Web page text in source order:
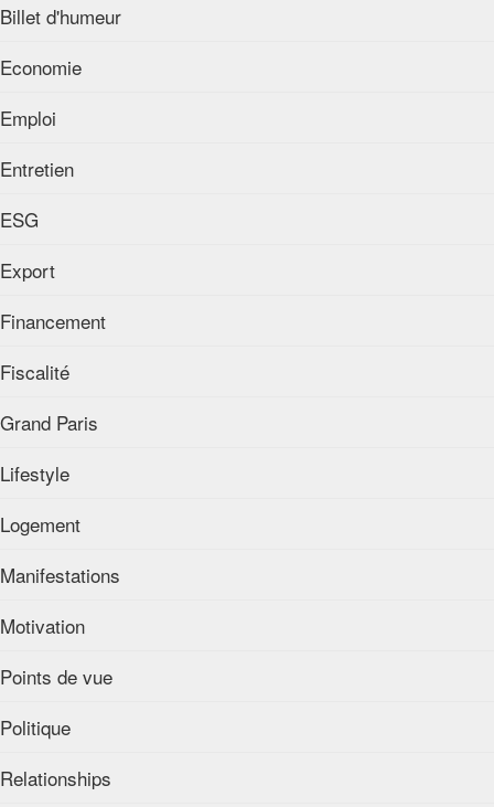
Billet d'humeur
Economie
Emploi
Entretien
ESG
Export
Financement
Fiscalité
Grand Paris
Lifestyle
Logement
Manifestations
Motivation
Points de vue
Politique
Relationships